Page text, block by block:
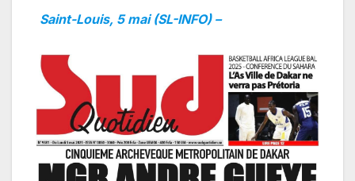
Saint-Louis, 5 mai (SL-INFO) –